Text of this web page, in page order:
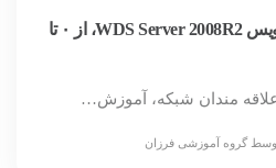
فیلم آموزشی پیکربندی سرویس WDS Server 2008R2، از ۰ تا
مندان شبکه، آموزش…
گروه آموزشی فرزان